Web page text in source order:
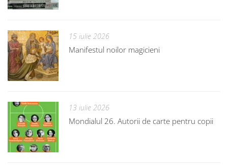
15 iulie 2026
Manifestul noilor magicieni
13 iulie 2026
Mondialul 26. Autorii de carte pentru copii